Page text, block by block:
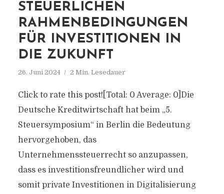
STEUERLICHEN
RAHMENBEDINGUNGEN
FÜR INVESTITIONEN IN
DIE ZUKUNFT
26. Juni 2024 2 Min. Lesedauer
Click to rate this post![Total: 0 Average: 0]Die
Deutsche Kreditwirtschaft hat beim „5.
Steuersymposium“ in Berlin die Bedeutung
hervorgehoben, das
Unternehmenssteuerrecht so anzupassen,
dass es investitionsfreundlicher wird und
somit private Investitionen in Digitalisierung